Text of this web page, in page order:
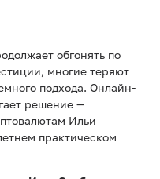
обгонять по
многие теряют
подхода. Онлайн-
решение —
Ильи
практическом